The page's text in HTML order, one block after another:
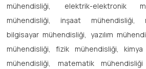
mühendisliği, elektrik-elektronik
mühendisliği, inşaat mühendisliği,
bilgisayar mühendisliği, yazılım
mühendisliği, fizik mühendisliği,
mühendisliği, matematik